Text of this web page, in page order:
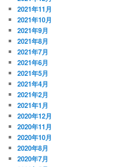
2021年11月
2021年10月
2021年9月
2021年8月
2021年7月
2021年6月
2021年5月
2021年4月
2021年2月
2021年1月
2020年12月
2020年11月
2020年10月
2020年8月
2020年7月